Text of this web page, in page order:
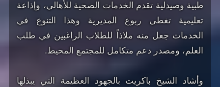
طبية وصيدلية تقدم الخدمات الصحية للأهالي، وإذاعة
تعليمية تغطي ربوع المديرية وهذا التنوع في
الخدمات جعل منه ملاذاً للطلاب الراغبين في طلب
العلم، ومصدر دعم متكامل للمجتمع المحيط.
وأشاد الشيخ باكريت بالجهود العظيمة التي يبذلها